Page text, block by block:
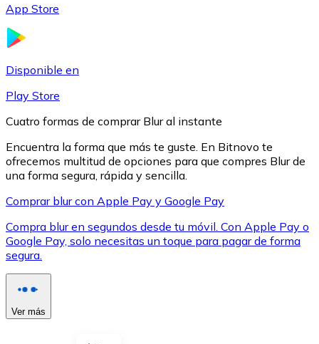
XRP
XRP
Ver todo
App Store
Disponible en
Play Store
Cuatro formas de comprar Blur al instante
Encuentra la forma que más te guste. En Bitnovo te
ofrecemos multitud de opciones para que compres Blur de
una forma segura, rápida y sencilla.
Comprar blur con Apple Pay y Google Pay
Compra blur en segundos desde tu móvil. Con Apple Pay o
Google Pay, solo necesitas un toque para pagar de forma
segura.
Ver más